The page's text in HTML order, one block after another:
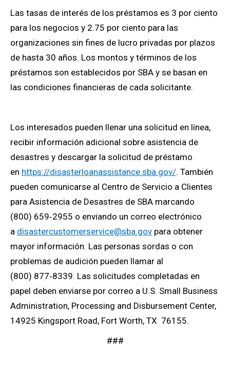
Las tasas de interés de los préstamos es 3 por ciento
para los negocios y 2.75 por ciento para las
organizaciones sin fines de lucro privadas por plazos
de hasta 30 años. Los montos y términos de los
préstamos son establecidos por SBA y se basan en
las condiciones financieras de cada solicitante.
Los interesados pueden llenar una solicitud en línea,
recibir información adicional sobre asistencia de
desastres y descargar la solicitud de préstamo
en https://disasterloanassistance.sba.gov/. También
pueden comunicarse al Centro de Servicio a Clientes
para Asistencia de Desastres de SBA marcando
(800) 659‑2955 o enviando un correo electrónico
a disastercustomerservice@sba.gov para obtener
mayor información. Las personas sordas o con
problemas de audición pueden llamar al
(800) 877‑8339. Las solicitudes completadas en
papel deben enviarse por correo a U.S. Small Business
Administration, Processing and Disbursement Center,
14925 Kingsport Road, Fort Worth, TX 76155.
###